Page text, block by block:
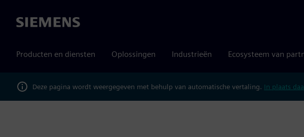
Siemens
Producten en diensten Oplossingen Industrieën Ecosysteem van
Deze pagina wordt weergegeven met behulp van automatische vertaling. In plaats